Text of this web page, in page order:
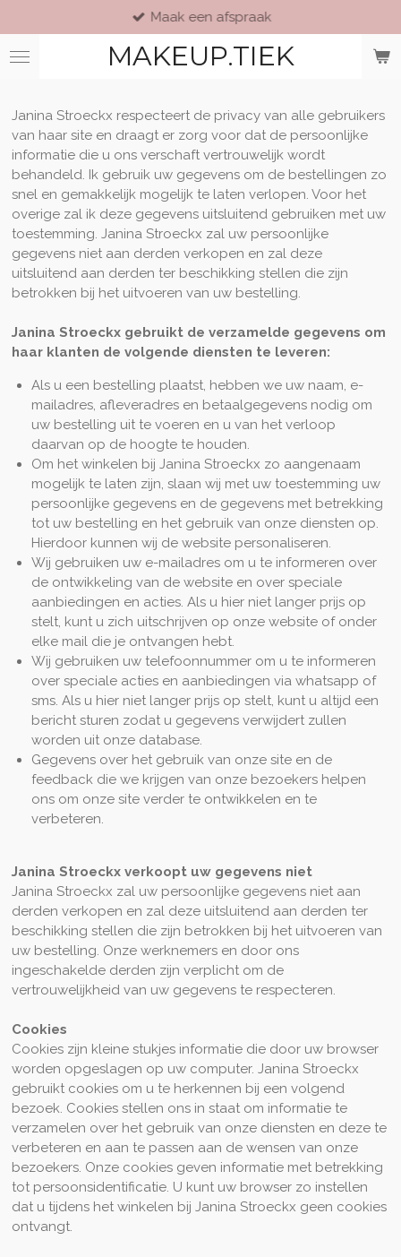
direct
naar
MAKEUP.TIEK
Maak een afspraak
Janina Stroeckx respecteert de privacy van alle gebruikers
van haar site en draagt er zorg voor dat de persoonlijke
informatie die u ons verschaft vertrouwelijk wordt
behandeld. Ik gebruik uw gegevens om de bestellingen zo
snel en gemakkelijk mogelijk te laten verlopen. Voor het
overige zal ik deze gegevens uitsluitend gebruiken met uw
toestemming. Janina Stroeckx zal uw persoonlijke
gegevens niet aan derden verkopen en zal deze
uitsluitend aan derden ter beschikking stellen die zijn
betrokken bij het uitvoeren van uw bestelling.
Janina Stroeckx gebruikt de verzamelde gegevens om
haar klanten de volgende diensten te leveren:
Als u een bestelling plaatst, hebben we uw naam, e-
mailadres, afleveradres en betaalgegevens nodig om
uw bestelling uit te voeren en u van het verloop
daarvan op de hoogte te houden.
Om het winkelen bij Janina Stroeckx zo aangenaam
mogelijk te laten zijn, slaan wij met uw toestemming uw
persoonlijke gegevens en de gegevens met betrekking
tot uw bestelling en het gebruik van onze diensten op.
Hierdoor kunnen wij de website personaliseren.
Wij gebruiken uw e-mailadres om u te informeren over
de ontwikkeling van de website en over speciale
aanbiedingen en acties. Als u hier niet langer prijs op
stelt, kunt u zich uitschrijven op onze website of onder
elke mail die je ontvangen hebt.
Wij gebruiken uw telefoonnummer om u te informeren
over speciale acties en aanbiedingen via whatsapp of
sms. Als u hier niet langer prijs op stelt, kunt u altijd een
bericht sturen zodat u gegevens verwijdert zullen
worden uit onze database.
Gegevens over het gebruik van onze site en de
feedback die we krijgen van onze bezoekers helpen
ons om onze site verder te ontwikkelen en te
verbeteren.
Janina Stroeckx verkoopt uw gegevens niet
Janina Stroeckx zal uw persoonlijke gegevens niet aan
derden verkopen en zal deze uitsluitend aan derden ter
beschikking stellen die zijn betrokken bij het uitvoeren van
uw bestelling. Onze werknemers en door ons
ingeschakelde derden zijn verplicht om de
vertrouwelijkheid van uw gegevens te respecteren.
Cookies
Cookies zijn kleine stukjes informatie die door uw browser
worden opgeslagen op uw computer. Janina Stroeckx
gebruikt cookies om u te herkennen bij een volgend
bezoek. Cookies stellen ons in staat om informatie te
verzamelen over het gebruik van onze diensten en deze te
verbeteren en aan te passen aan de wensen van onze
bezoekers. Onze cookies geven informatie met betrekking
tot persoonsidentificatie. U kunt uw browser zo instellen
dat u tijdens het winkelen bij Janina Stroeckx geen cookies
ontvangt.